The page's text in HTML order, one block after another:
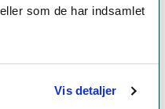
som de har indsamlet
Vis detaljer
om uddannelse og